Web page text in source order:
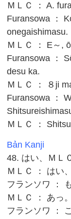
ＭＬＣ ： A.
Furansowa ：
onegaishimasu.
ＭＬＣ ： E～,
Furansowa ：
desu ka.
ＭＬＣ ： ８ji
Furansowa ：
ＭＬＣ ：
Bản Kanji
48. はい、ＭＬ
ＭＬＣ ： はい
フランソワ ：
ＭＬＣ ： あっ
フランソワ ：